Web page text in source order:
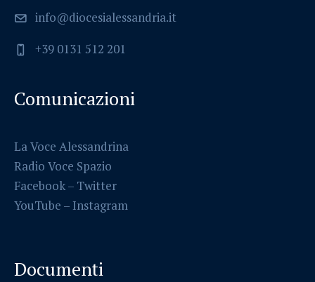
info@diocesialessandria.it
+39 0131 512 201
Comunicazioni
La Voce Alessandrina
Radio Voce Spazio
Facebook– Twitter
YouTube – Instagram
Documenti